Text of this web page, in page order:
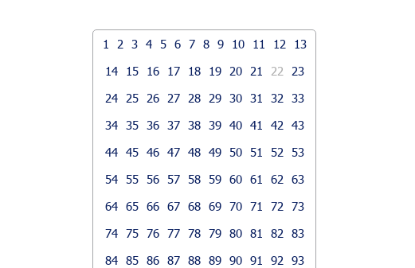
1 2 3 4 5 6 7 8 9 10 11 12
13
14
15 16 17 18 19 20 21 22
23
24
25 26 27 28 29 30 31 32
33
34 35 36 37 38 39 40 41 42
43
44 45 46 47 48 49 50 51 52
53
54 55 56 57 58 59 60 61 62
63
64 65 66 67 68 69 70 71 72
73
74 75 76 77 78 79 80 81 82
83
84 85 86 87 88 89 90 91 92
93